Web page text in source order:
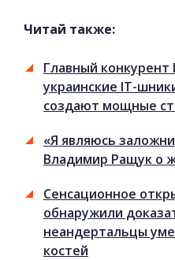
Читай также:
Главный конкурент
украинские IT-
создают мощные
«Я являюсь
Владимир Ращук о
Сенсационное
обнаружили
неандертальцы
костей